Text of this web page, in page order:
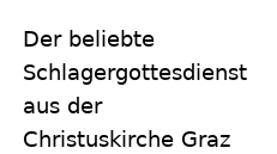
Der beliebte
Schlagergottesdienst
aus der
Christuskirche Graz